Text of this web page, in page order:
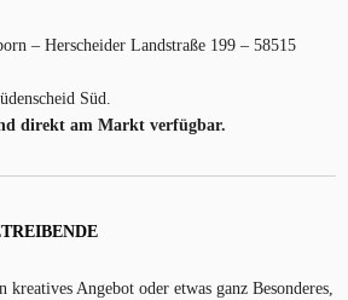
– Herscheider Landstraße 199 – 58515
Süd.
direkt am Markt verfügbar.
Angebot oder etwas ganz Besonderes,